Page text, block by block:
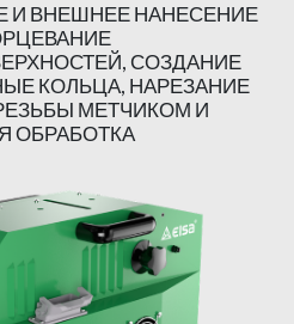
И ВНЕШНЕЕ НАНЕСЕНИЕ
СОЗДАНИЕ
КОЛЬЦА, НАРЕЗАНИЕ
МЕТЧИКОМ И
ОБРАБОТКА